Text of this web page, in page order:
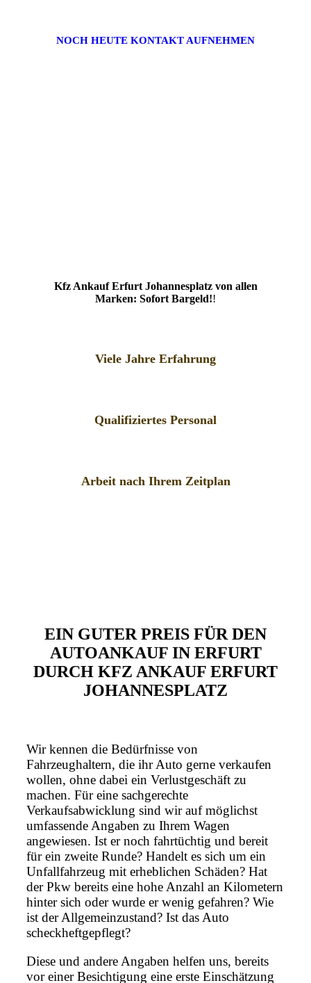
NOCH HEUTE KONTAKT AUFNEHMEN
Kfz Ankauf Erfurt Johannesplatz von allen
Marken: Sofort Bargeld!!
Viele Jahre Erfahrung
Qualifiziertes Personal
Arbeit nach Ihrem Zeitplan
EIN GUTER PREIS FÜR DEN
AUTOANKAUF IN ERFURT
DURCH KFZ ANKAUF ERFURT
JOHANNESPLATZ
Wir kennen die Bedürfnisse von
Fahrzeughaltern, die ihr Auto gerne verkaufen
wollen, ohne dabei ein Verlustgeschäft zu
machen. Für eine sachgerechte
Verkaufsabwicklung sind wir auf möglichst
umfassende Angaben zu Ihrem Wagen
angewiesen. Ist er noch fahrtüchtig und bereit
für ein zweite Runde? Handelt es sich um ein
Unfallfahrzeug mit erheblichen Schäden? Hat
der Pkw bereits eine hohe Anzahl an Kilometern
hinter sich oder wurde er wenig gefahren? Wie
ist der Allgemeinzustand? Ist das Auto
scheckheftgepflegt?
Diese und andere Angaben helfen uns, bereits
vor einer Besichtigung eine erste Einschätzung